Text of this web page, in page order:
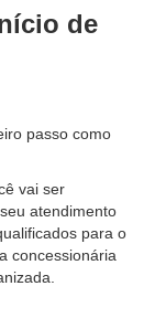
de
passo como
vai ser
atendimento
para o
concessionária